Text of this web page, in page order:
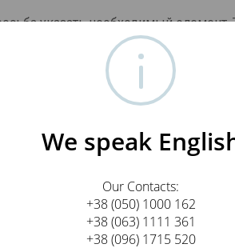
указать необходимый
и в качестве
подключить к аппаратуре которая
пара
We speak
Our Contacts:
+38 (050) 1000 162
+38 (063) 1111 361
+38 (096) 1715 520